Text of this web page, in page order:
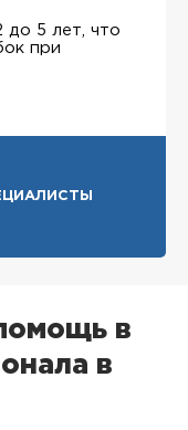
5 лет, что
при
в
в